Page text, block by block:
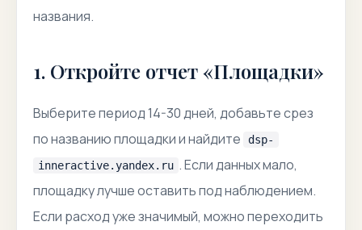
названия.
1. Откройте отчет «Площадки»
Выберите период 14-30 дней, добавьте срез
по названию площадки и найдите
dsp-
inneractive.yandex.ru . Если данных мало,
площадку лучше оставить под наблюдением.
Если расход уже значимый, можно переходить